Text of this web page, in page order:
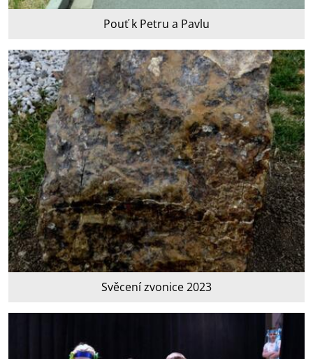
Pouť k Petru a Pavlu
Svěcení zvonice 2023